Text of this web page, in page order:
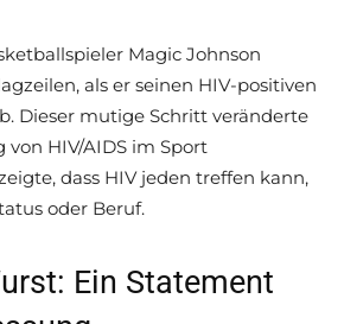
Magic Johnson
als er seinen HIV-positiven
Dieser mutige Schritt veränderte
HIV/AIDS im Sport
dass HIV jeden treffen kann,
oder Beruf.
Ein Statement